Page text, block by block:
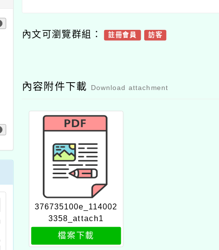
內文可瀏覽群組： 註冊會員 訪客
內容附件下載 Download attachment
376735100e_114002
3358_attach1
檔案下載